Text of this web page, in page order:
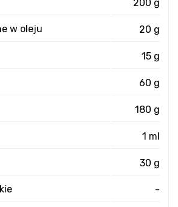
w oleju 20 g
15 g
60 g
180 g
1 ml
30 g
-